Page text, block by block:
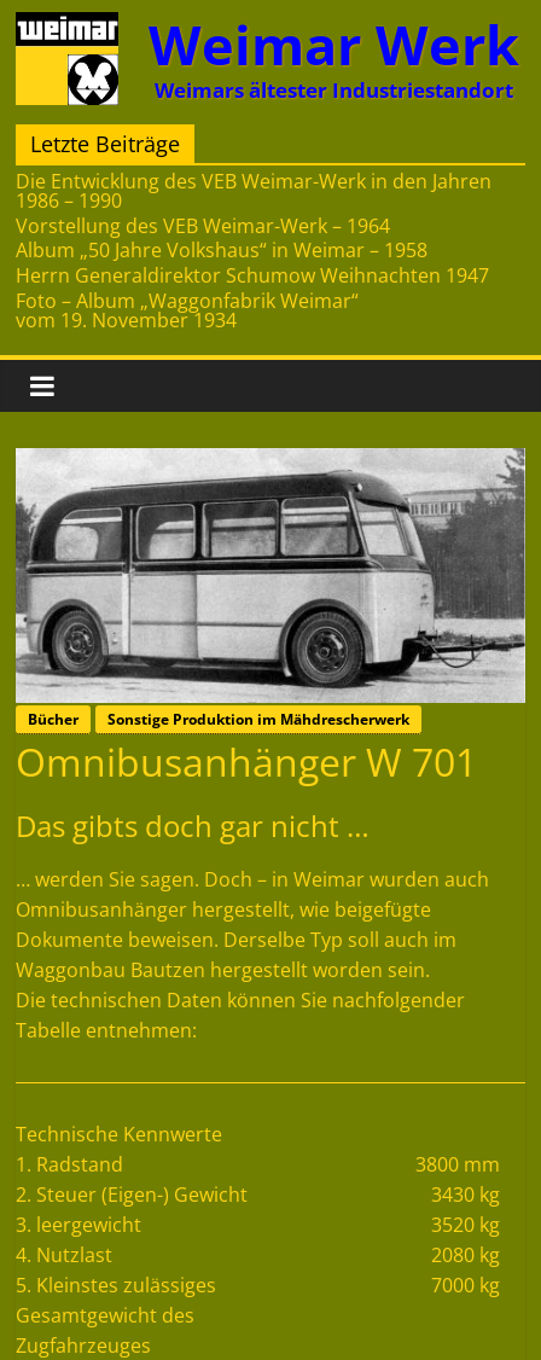
Zum
Inhalt
springen
Weimar Werk
Weimars ältester Industriestandort
Letzte Beiträge
Die Entwicklung des VEB Weimar-Werk in den Jahren
1986 – 1990
Vorstellung des VEB Weimar-Werk – 1964
Album „50 Jahre Volkshaus“ in Weimar – 1958
Herrn Generaldirektor Schumow Weihnachten 1947
Foto – Album „Waggonfabrik Weimar“
vom 19. November 1934
Bücher Sonstige Produktion im Mähdrescherwerk
Omnibusanhänger W 701
Das gibts doch gar nicht …
… werden Sie sagen. Doch – in Weimar wurden auch
Omnibusanhänger hergestellt, wie beigefügte
Dokumente beweisen. Derselbe Typ soll auch im
Waggonbau Bautzen hergestellt worden sein.
Die technischen Daten können Sie nachfolgender
Tabelle entnehmen:
Technische Kennwerte
1. Radstand
3800 mm
2. Steuer (Eigen-) Gewicht
3430 kg
3. leergewicht
3520 kg
4. Nutzlast
2080 kg
5. Kleinstes zulässiges
Gesamtgewicht des
Zugfahrzeuges
7000 kg